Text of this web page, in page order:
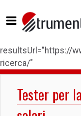
resultsUrl="https://
ricerca/"
Tester per